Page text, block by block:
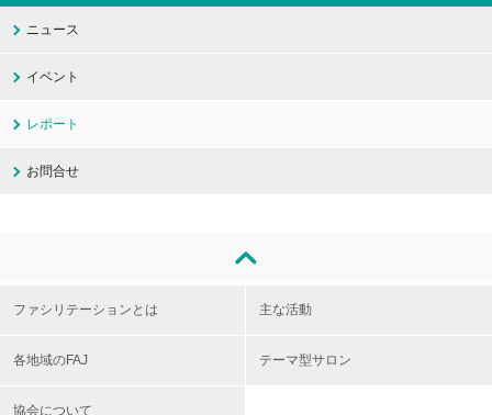
ニュース
イベント
レポート
お問合せ
ファシリテーションとは 主な活動
各地域のFAJ テーマ型サロン
協会について